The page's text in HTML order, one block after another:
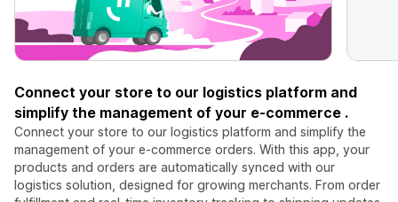
Connect your store to our logistics platform and
simplify the management of your e-commerce .
Connect your store to our logistics platform and simplify the
management of your e-commerce orders. With this app, your
products and orders are automatically synced with our
logistics solution, designed for growing merchants. From order